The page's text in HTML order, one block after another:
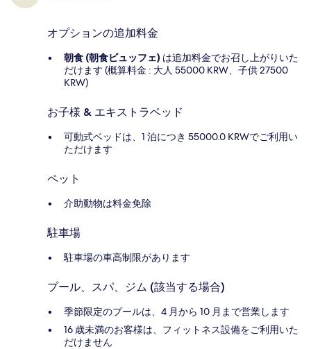
オプションの追加料金
朝食 (朝食ビュッフェ) は追加料金でお召し上がりいた
だけます (概算料金 : 大人 55000 KRW、子供 27500
KRW)
お子様 & エキストラベッド
可動式ベッドは、1 泊につき 55000.0 KRWでご利用い
ただけます
ペット
介助動物は料金免除
駐車場
駐車場の車高制限があります
プール、スパ、ジム (該当する場合)
季節限定のプールは、4 月から 10 月まで営業します
16 歳未満のお客様は、フィットネス設備をご利用いた
だけません